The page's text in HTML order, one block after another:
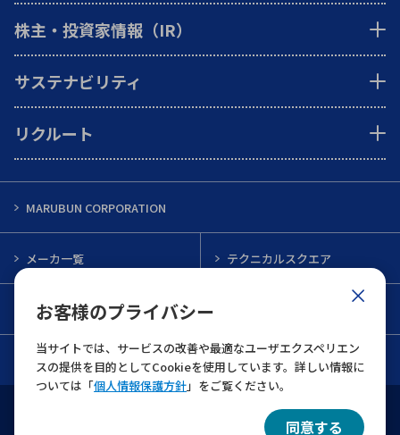
お客様のプライバシー
当サイトでは、サービスの改善や最適なユーザエクスペリエン
スの提供を目的としてCookieを使用しています。詳しい情報に
ついては「個人情報保護方針」をご覧ください。
同意する
株主・投資家情報（IR）
サステナビリティ
リクルート
MARUBUN CORPORATION
メーカ一覧 テクニカルスクエア
インフォメーション
お問い合わせ
個人情報保護について